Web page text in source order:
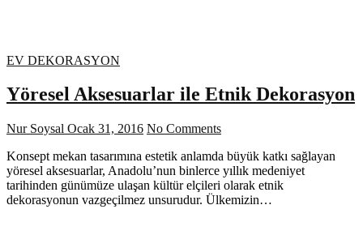
EV DEKORASYON
Yöresel Aksesuarlar ile Etnik Dekorasyon
Nur Soysal Ocak 31, 2016 No Comments
Konsept mekan tasarımına estetik anlamda büyük katkı sağlayan
yöresel aksesuarlar, Anadolu’nun binlerce yıllık medeniyet
tarihinden günümüze ulaşan kültür elçileri olarak etnik
dekorasyonun vazgeçilmez unsurudur. Ülkemizin…